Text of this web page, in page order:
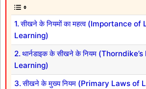
सीखने के नियमों का महत्व (Importance
Learning)
थार्नडाइक के सीखने के नियम
Learning)
सीखने के मुख्य नियम (Primary Laws of